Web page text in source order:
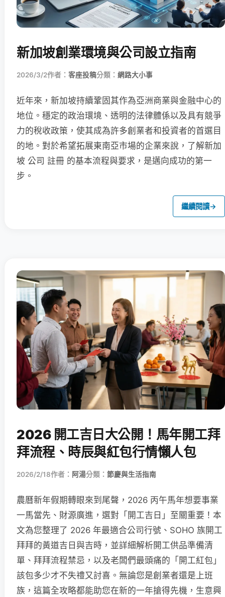
新加坡創業環境與公司設立指南
2026/3/2作者： 客座投稿分類： 網路大小事
近年來，新加坡持續鞏固其作為亞洲商業與金融中心的
地位。穩定的政治環境、透明的法律體係以及具有競爭
力的稅收政策，使其成為許多創業者和投資者的首選目
的地。對於希望拓展東南亞市場的企業來說，了解新加
坡 公司 註冊 的基本流程與要求，是邁向成功的第一
步。
繼續閱讀→
2026 開工吉日大公開！馬年開工拜
拜流程、時辰與紅包行情懶人包
2026/2/18作者： 阿湯分類： 節慶與生活指南
農曆新年假期轉眼來到尾聲，2026 丙午馬年想要事業
一馬當先、財源廣進，選對「開工吉日」至關重要！本
文為您整理了 2026 年最適合公司行號、SOHO 族開工
拜拜的黃道吉日與吉時，並詳細解析開工供品準備清
單、拜拜流程禁忌，以及老闆們最頭痛的「開工紅包」
該包多少才不失禮又討喜。無論您是創業者還是上班
族，這篇全攻略都能助您在新的一年搶得先機，生意興